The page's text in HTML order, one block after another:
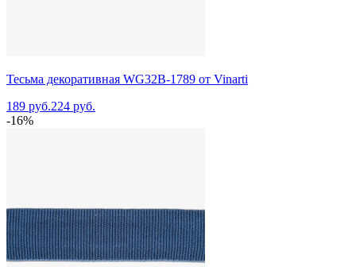
Тесьма декоративная WG32B-1789 от Vinarti
189 руб.224 руб.
-16%